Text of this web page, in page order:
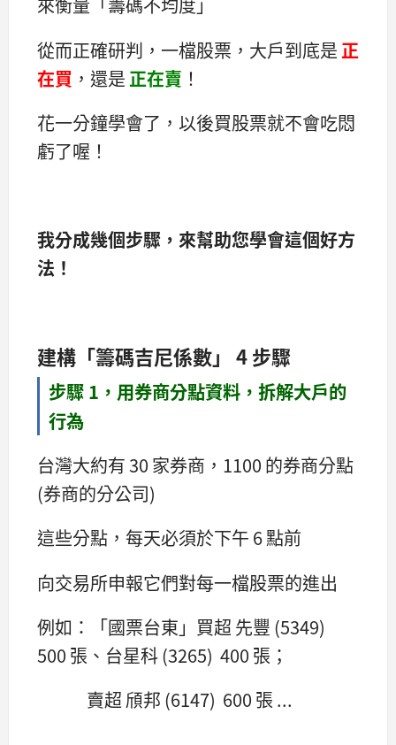
來衡量「籌碼不均度」
從而正確研判，一檔股票，大戶到底是 正
在買 ，還是 正在賣 ！
花一分鐘學會了，以後買股票就不會吃悶
虧了喔！
我分成幾個步驟，來幫助您學會這個好方
法！
建構「籌碼吉尼係數」 4 步驟
步驟 1，用券商分點資料，拆解大戶的
行為
台灣大約有 30 家券商，1100 的券商分點
(券商的分公司)
這些分點，每天必須於下午 6 點前
向交易所申報它們對每一檔股票的進出
例如：「國票台東」買超 先豐 (5349)
500 張、台星科 (3265) 400 張；
賣超 頎邦 (6147) 600 張 ...